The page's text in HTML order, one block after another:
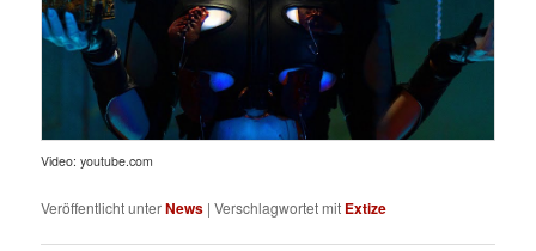
Video: youtube.com
Veröffentlicht unterNews |Verschlagwortet mit Extize